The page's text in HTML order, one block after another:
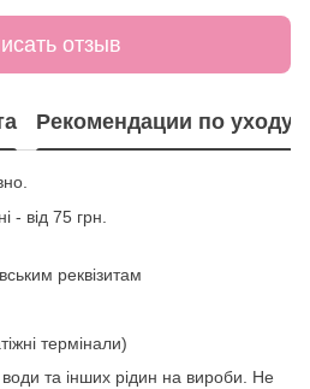
отзыв
Рекомендации по уходу
- від 75 грн.
реквізитам
термінали)
та інших рідин на вироби. Не